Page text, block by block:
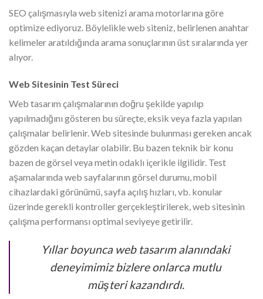
SEO çalışmasıyla web sitenizi arama motorlarına göre
optimize ediyoruz. Böylelikle web siteniz, belirlenen anahtar
kelimeler aratıldığında arama sonuçlarının üst sıralarında yer
alıyor.
Web Sitesinin Test Süreci
Web tasarım çalışmalarının doğru şekilde yapılıp
yapılmadığını gösteren bu süreçte, eksik veya fazla yapılan
çalışmalar belirlenir. Web sitesinde bulunması gereken ancak
gözden kaçan detaylar olabilir. Bu bazen teknik bir konu
bazen de görsel veya metin odaklı içerikle ilgilidir. Test
aşamalarında web sayfalarının görsel durumu, mobil
cihazlardaki görünümü, sayfa açılış hızları, vb. konular
üzerinde gerekli kontroller gerçekleştirilerek, web sitesinin
çalışma performansı optimal seviyeye getirilir.
Yıllar boyunca web tasarım alanındaki
deneyimimiz bizlere onlarca mutlu
müşteri kazandırdı.